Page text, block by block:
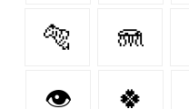
🐅 🪼
👁 🍀